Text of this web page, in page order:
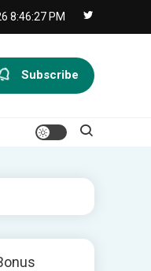
8:46:28 PM
Subscribe